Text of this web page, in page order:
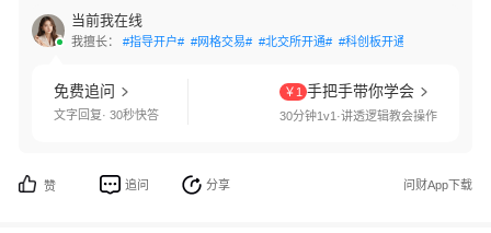
当前我在线
我擅长： #指导开户# #网格交易# #北交所开通# #科创板开通#
免费追问
文字回复· 30秒快答
￥1 手把手带你学会
30分钟1v1·讲透逻辑教会操作
赞 追问 分享 问财App下载